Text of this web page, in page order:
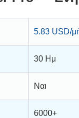
5.83 USD/
30 Ημ
Ναι
6000+